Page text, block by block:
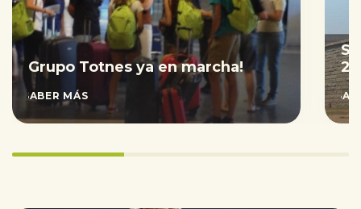
Grupo Totnes ya en marcha!
SABER MÁS
33.333333333333336%